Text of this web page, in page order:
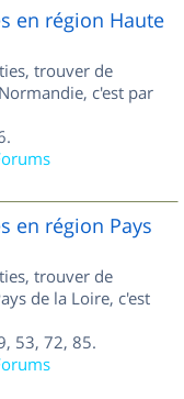
en région Haute
trouver de
c'est par
en région Pays
trouver de
de la Loire, c'est
53, 72, 85.